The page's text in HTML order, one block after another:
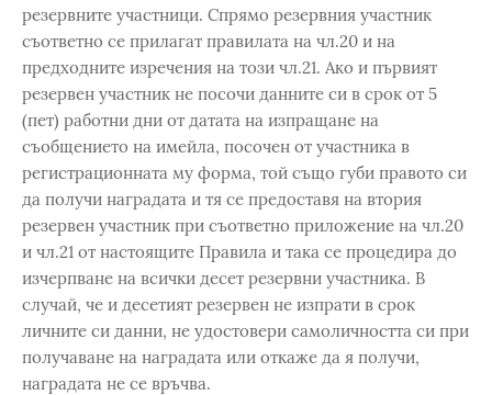
резервните участници. Спрямо резервния участник
съответно се прилагат правилата на чл.20 и на
предходните изречения на този чл.21. Ако и първият
резервен участник не посочи данните си в срок от 5
(пет) работни дни от датата на изпращане на
съобщението на имейла, посочен от участника в
регистрационната му форма, той също губи правото си
да получи наградата и тя се предоставя на втория
резервен участник при съответно приложение на чл.20
и чл.21 от настоящите Правила и така се процедира до
изчерпване на всички десет резервни участника. В
случай, че и десетият резервен не изпрати в срок
личните си данни, не удостовери самоличността си при
получаване на наградата или откаже да я получи,
наградата не се връчва.